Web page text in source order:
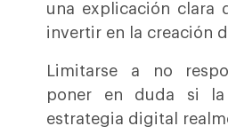
una explicación clara
invertir en la creación
Limitarse a no
poner en duda si la
estrategia digital